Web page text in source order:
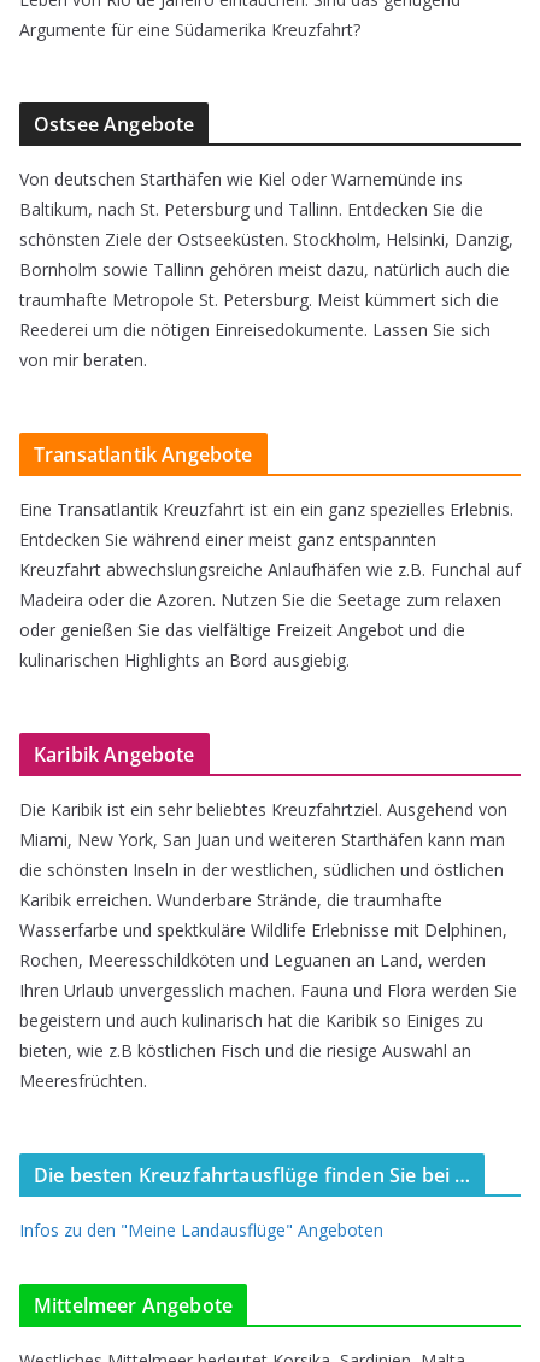
Argumente für eine Südamerika Kreuzfahrt?
Ostsee Angebote
Von deutschen Starthäfen wie Kiel oder Warnemünde ins
Baltikum, nach St. Petersburg und Tallinn. Entdecken Sie die
schönsten Ziele der Ostseeküsten. Stockholm, Helsinki, Danzig,
Bornholm sowie Tallinn gehören meist dazu, natürlich auch die
traumhafte Metropole St. Petersburg. Meist kümmert sich die
Reederei um die nötigen Einreisedokumente. Lassen Sie sich
von mir beraten.
Transatlantik Angebote
Eine Transatlantik Kreuzfahrt ist ein ein ganz spezielles Erlebnis.
Entdecken Sie während einer meist ganz entspannten
Kreuzfahrt abwechslungsreiche Anlaufhäfen wie z.B. Funchal auf
Madeira oder die Azoren. Nutzen Sie die Seetage zum relaxen
oder genießen Sie das vielfältige Freizeit Angebot und die
kulinarischen Highlights an Bord ausgiebig.
Karibik Angebote
Die Karibik ist ein sehr beliebtes Kreuzfahrtziel. Ausgehend von
Miami, New York, San Juan und weiteren Starthäfen kann man
die schönsten Inseln in der westlichen, südlichen und östlichen
Karibik erreichen. Wunderbare Strände, die traumhafte
Wasserfarbe und spektkuläre Wildlife Erlebnisse mit Delphinen,
Rochen, Meeresschildköten und Leguanen an Land, werden
Ihren Urlaub unvergesslich machen. Fauna und Flora werden Sie
begeistern und auch kulinarisch hat die Karibik so Einiges zu
bieten, wie z.B köstlichen Fisch und die riesige Auswahl an
Meeresfrüchten.
Die besten Kreuzfahrtausflüge finden Sie bei …
Infos zu den "Meine Landausflüge" Angeboten
Mittelmeer Angebote